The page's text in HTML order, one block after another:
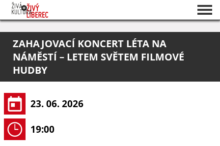
O projektu
Pořadatelé
ZAHAJOVACÍ KONCERT LÉTA NA
NÁMĚSTÍ – LETEM SVĚTEM FILMOVÉ
HUDBY
23. 06. 2026
19:00